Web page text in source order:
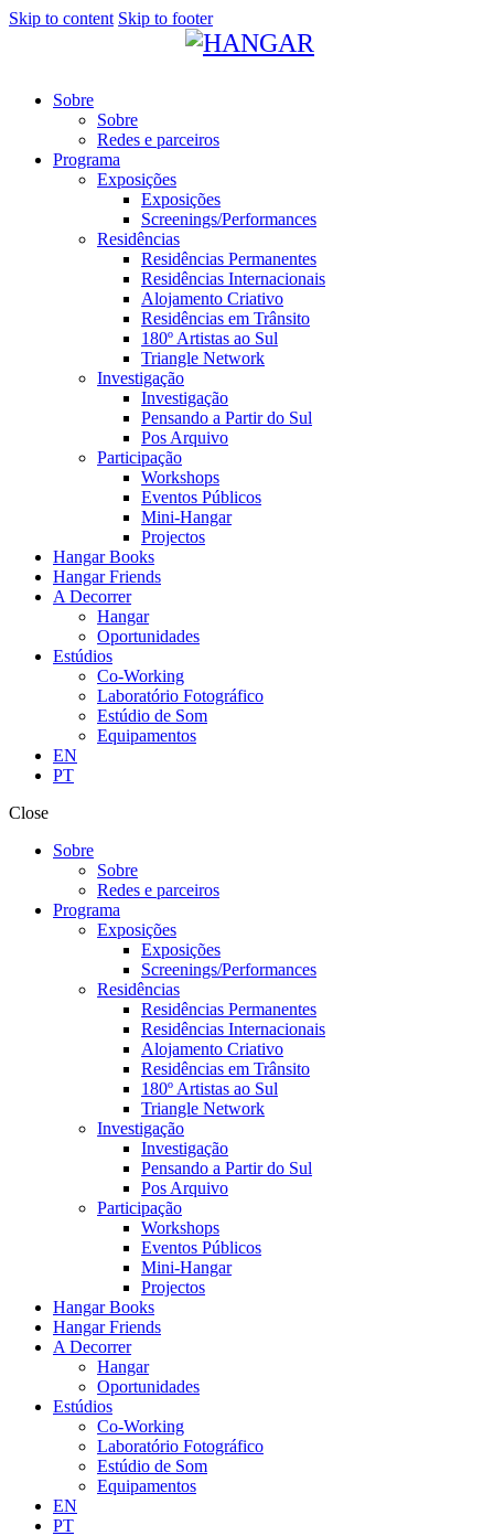
Skip to content Skip to footer
Sobre
Sobre
Redes e parceiros
Programa
Exposições
Exposições
Screenings/Performances
Residências
Residências Permanentes
Residências Internacionais
Alojamento Criativo
Residências em Trânsito
180º Artistas ao Sul
Triangle Network
Investigação
Investigação
Pensando a Partir do Sul
Pos Arquivo
Participação
Workshops
Eventos Públicos
Mini-Hangar
Projectos
Hangar Books
Hangar Friends
A Decorrer
Hangar
Oportunidades
Estúdios
Co-Working
Laboratório Fotográfico
Estúdio de Som
Equipamentos
EN
PT
Close
Sobre
Sobre
Redes e parceiros
Programa
Exposições
Exposições
Screenings/Performances
Residências
Residências Permanentes
Residências Internacionais
Alojamento Criativo
Residências em Trânsito
180º Artistas ao Sul
Triangle Network
Investigação
Investigação
Pensando a Partir do Sul
Pos Arquivo
Participação
Workshops
Eventos Públicos
Mini-Hangar
Projectos
Hangar Books
Hangar Friends
A Decorrer
Hangar
Oportunidades
Estúdios
Co-Working
Laboratório Fotográfico
Estúdio de Som
Equipamentos
EN
PT